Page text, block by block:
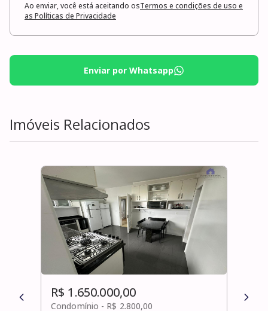
Ao enviar, você está aceitando osTermos e condições de uso e
as Políticas de Privacidade
Enviar por Whatsapp
Imóveis Relacionados
R$ 1.650.000,00
Condomínio - R$ 2.800,00
R$